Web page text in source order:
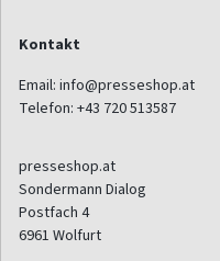
Kontakt
Email: info@presseshop.at
Telefon: +43 720 513587
presseshop.at
Sondermann Dialog
Postfach 4
6961 Wolfurt